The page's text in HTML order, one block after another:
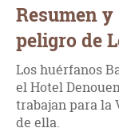
Resumen
peligro de
Los huérfanos
el Hotel
trabajan para la
de ella.